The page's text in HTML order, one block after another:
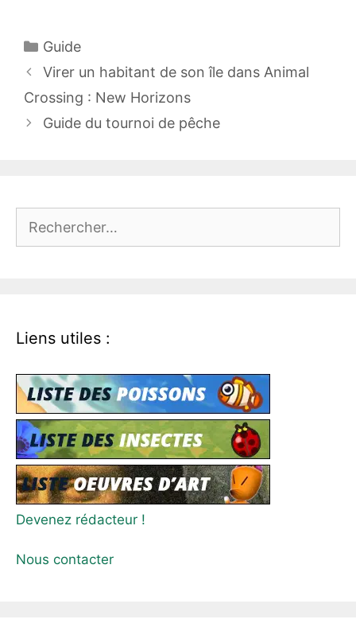
Catégories
Guide
Virer un habitant de son île dans Animal
Crossing : New Horizons
Guide du tournoi de pêche
Liens utiles :
Devenez rédacteur !
Nous contacter